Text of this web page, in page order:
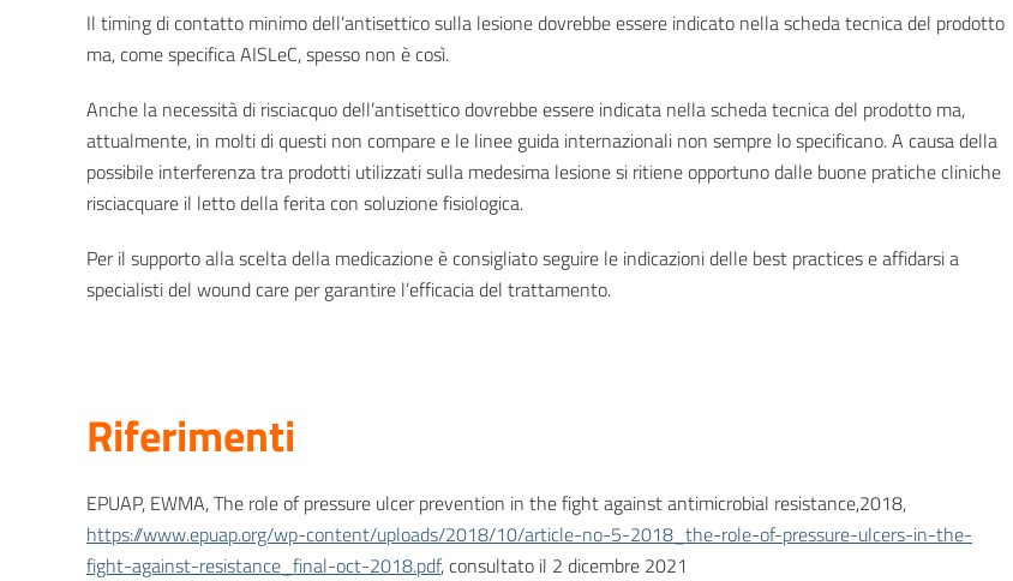
Il timing di contatto minimo dell’antisettico sulla lesione dovrebbe essere indicato nella scheda tecnica del prodotto
ma, come specifica AISLeC, spesso non è così.
Anche la necessità di risciacquo dell’antisettico dovrebbe essere indicata nella scheda tecnica del prodotto ma,
attualmente, in molti di questi non compare e le linee guida internazionali non sempre lo specificano. A causa della
possibile interferenza tra prodotti utilizzati sulla medesima lesione si ritiene opportuno dalle buone pratiche cliniche
risciacquare il letto della ferita con soluzione fisiologica.
Per il supporto alla scelta della medicazione è consigliato seguire le indicazioni delle best practices e affidarsi a
specialisti del wound care per garantire l’efficacia del trattamento.
Riferimenti
EPUAP, EWMA, The role of pressure ulcer prevention in the fight against antimicrobial resistance,2018,
https://www.epuap.org/wp-content/uploads/2018/10/article-no-5-2018_the-role-of-pressure-ulcers-in-the-
fight-against-resistance_final-oct-2018.pdf, consultato il 2 dicembre 2021